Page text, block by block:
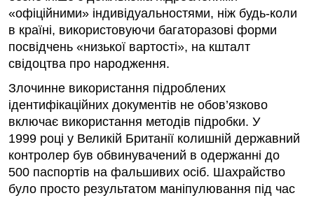
«офіційними» індивідуальностями, ніж будь-коли
в країні, використовуючи багаторазові форми
посвідчень «низької вартості», на кшталт
свідоцтва про народження.
Злочинне використання підроблених
ідентифікаційних документів не обов’язково
включає використання методів підробки. У
1999 році у Великій Британії колишній державний
контролер був обвинувачений в одержанні до
500 паспортів на фальшивих осіб. Шахрайство
було просто результатом маніпулювання під час